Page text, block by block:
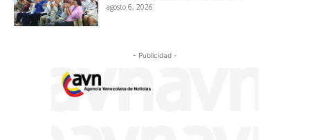
agosto 6, 2026
- Publicidad -